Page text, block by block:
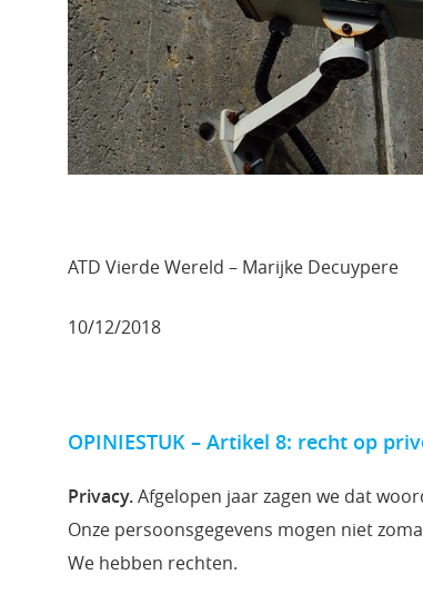
ATD Vierde Wereld – Marijke Decuypere
10/12/2018
OPINIESTUK – Artikel 8: recht op
Privacy.Afgelopen jaar zagen we dat
Onze persoonsgegevens mogen niet
We hebben rechten.